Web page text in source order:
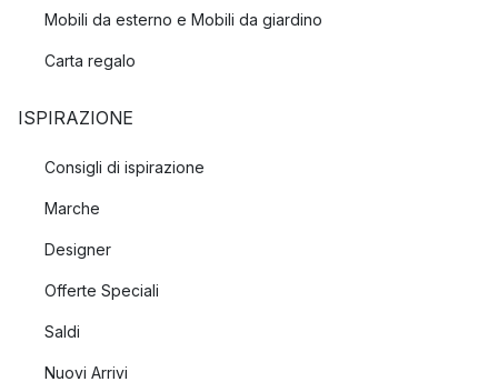
Mobili da esterno e Mobili da giardino
Carta regalo
ISPIRAZIONE
Consigli di ispirazione
Marche
Designer
Offerte Speciali
Saldi
Nuovi Arrivi